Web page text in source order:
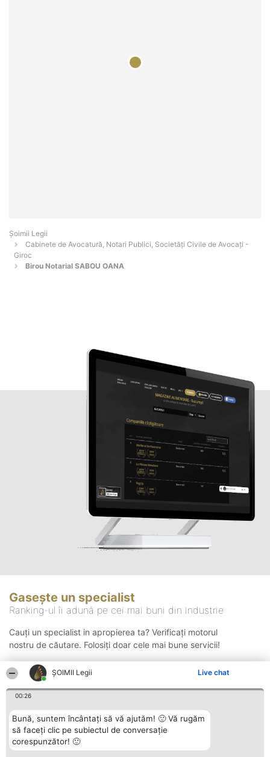
ȘOIMII Legii Live chat
00:26
Bună, suntem încântați să vă ajutăm! 🙂 Vă rugăm
să faceți clic pe subiectul de conversație
corespunzător! 🙂
Șoimii Legii
Cabinete de Avocatură, Notari Publici, Societăți Civile de Avocați -
Giroc
Birou Notarial SABOU OANA
Gasește un specialist
Ranking-ul îi adună pe cei mai buni din industrie
Cauți un specialist in apropierea ta? Verificați motorul
nostru de căutare. Folosiți doar cele mai bune servicii!